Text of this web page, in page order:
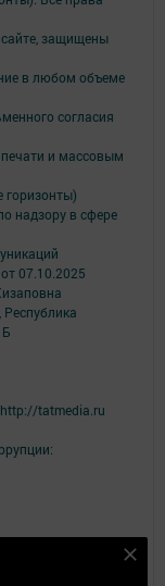
защищены
в любом объеме
согласия
печати и массовым
надзору в сфере
07.10.2025
tatmedia.ru
сервисов и